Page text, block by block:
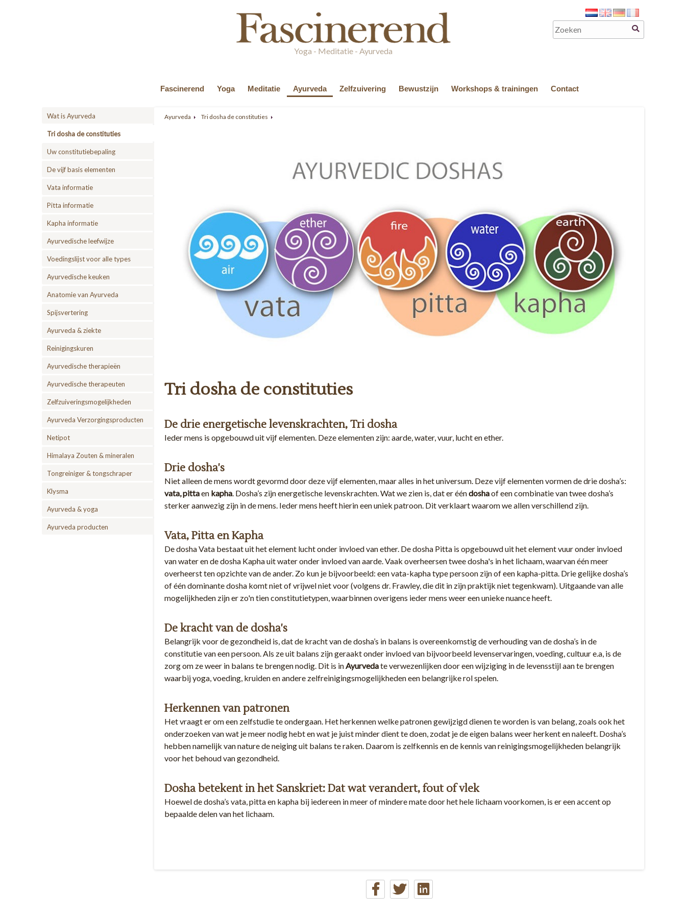
Yoga - Meditatie - Ayurveda
Fascinerend Yoga Meditatie Ayurveda Zelfzuivering Bewustzijn Workshops & trainingen Contact
Wat is Ayurveda
Tri dosha de constituties
Uw constitutiebepaling
De vijf basis elementen
Vata informatie
Pitta informatie
Kapha informatie
Ayurvedische leefwijze
Voedingslijst voor alle types
Ayurvedische keuken
Anatomie van Ayurveda
Spijsvertering
Ayurveda & ziekte
Reinigingskuren
Ayurvedische therapieën
Ayurvedische therapeuten
Zelfzuiveringsmogelijkheden
Ayurveda Verzorgingsproducten
Netipot
Himalaya Zouten & mineralen
Tongreiniger & tongschraper
Klysma
Ayurveda & yoga
Ayurveda producten
Ayurveda Tri dosha de constituties
Tri dosha de constituties
De drie energetische levenskrachten, Tri dosha
Ieder mens is opgebouwd uit vijf elementen. Deze elementen zijn: aarde, water, vuur, lucht en ether.
Drie dosha's
Niet alleen de mens wordt gevormd door deze vijf elementen, maar alles in het universum. Deze vijf elementen vormen de drie dosha’s:
vata, pittaen kapha. Dosha’s zijn energetische levenskrachten. Wat we zien is, dat er ééndoshaof een combinatie van twee dosha’s
sterker aanwezig zijn in de mens. Ieder mens heeft hierin een uniek patroon. Dit verklaart waarom we allen verschillend zijn.
Vata, Pitta en Kapha
De dosha Vata bestaat uit het element lucht onder invloed van ether. De dosha Pitta is opgebouwd uit het element vuur onder invloed
van water en de dosha Kapha uit water onder invloed van aarde. Vaak overheersen twee dosha's in het lichaam, waarvan één meer
overheerst ten opzichte van de ander. Zo kun je bijvoorbeeld: een vata-kapha type persoon zijn of een kapha-pitta. Drie gelijke dosha’s
of één dominante dosha komt niet of vrijwel niet voor (volgens dr. Frawley, die dit in zijn praktijk niet tegenkwam). Uitgaande van alle
mogelijkheden zijn er zo'n tien constitutietypen, waarbinnen overigens ieder mens weer een unieke nuance heeft.
De kracht van de dosha's
Belangrijk voor de gezondheid is, dat de kracht van de dosha’s in balans is overeenkomstig de verhouding van de dosha’s in de
constitutie van een persoon. Als ze uit balans zijn geraakt onder invloed van bijvoorbeeld levenservaringen, voeding, cultuur e.a, is de
zorg om ze weer in balans te brengen nodig. Dit is inAyurvedate verwezenlijken door een wijziging in de levensstijl aan te brengen
waarbij yoga, voeding, kruiden en andere zelfreinigingsmogelijkheden een belangrijke rol spelen.
Herkennen van patronen
Het vraagt er om een zelfstudie te ondergaan. Het herkennen welke patronen gewijzigd dienen te worden is van belang, zoals ook het
onderzoeken van wat je meer nodig hebt en wat je juist minder dient te doen, zodat je de eigen balans weer herkent en naleeft. Dosha’s
hebben namelijk van nature de neiging uit balans te raken. Daarom is zelfkennis en de kennis van reinigingsmogelijkheden belangrijk
voor het behoud van gezondheid.
Dosha betekent in het Sanskriet: Dat wat verandert, fout of vlek
Hoewel de dosha’s vata, pitta en kapha bij iedereen in meer of mindere mate door het hele lichaam voorkomen, is er een accent op
bepaalde delen van het lichaam.